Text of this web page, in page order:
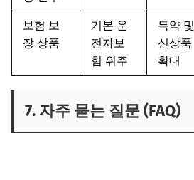
보험 보
장 상품
기본 운
전자보
험 위주
특약 및
신상품
확대
7. 자주 묻는 질문 (FAQ)